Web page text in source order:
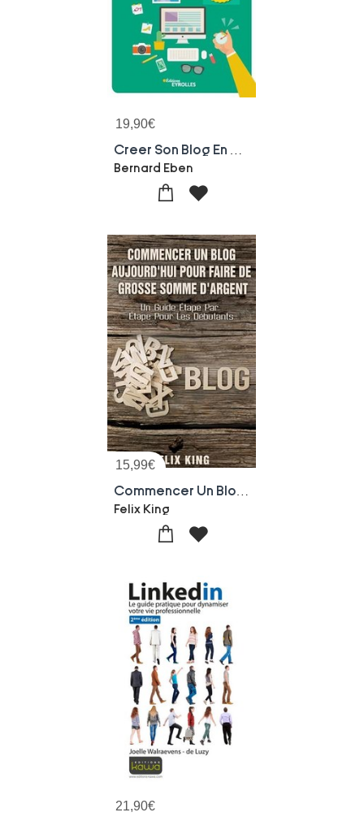
19,90€
Bernard Eben
15,99€
Felix King
21,90€